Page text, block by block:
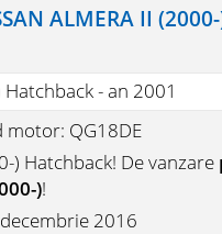
ALMERA II
- an 2001
motor: QG18DE
) Hatchback! De vanzare
)!
2016